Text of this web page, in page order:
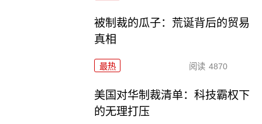
被制裁的瓜子：荒诞背后的贸易
真相
最热 阅读 4870
美国对华制裁清单：科技霸权下
的无理打压